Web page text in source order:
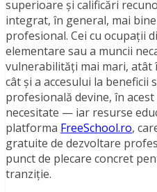
superioare și calificări
integrat, în general, mai
profesional. Cei cu ocupații
elementare sau a muncii
vulnerabilități mai mari,
cât și a accesului la beneficii
profesională devine, în
necesitate — iar resurse
platforma FreeSchool.ro,
gratuite de dezvoltare
punct de plecare concret
tranziție.